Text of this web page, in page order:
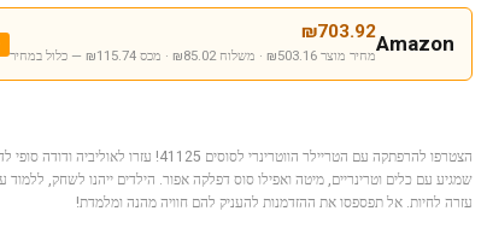
Amazon
₪703.92
מחיר מוצר ₪503.16 · משלוח ₪85.02 · מכס ₪115.74 — כלול במחיר
הצטרפו להרפתקה עם הטריילר הווטרינרי לסוסים
שמגיע עם כלים וטרינריים, מיטה ואפילו סוס דפלקה אפור. הילדים ייהנו לשחק, ללמוד
עזרה לחיות. אל תפספסו את ההזדמנות להעניק להם חוויה מהנה ומלמדת!